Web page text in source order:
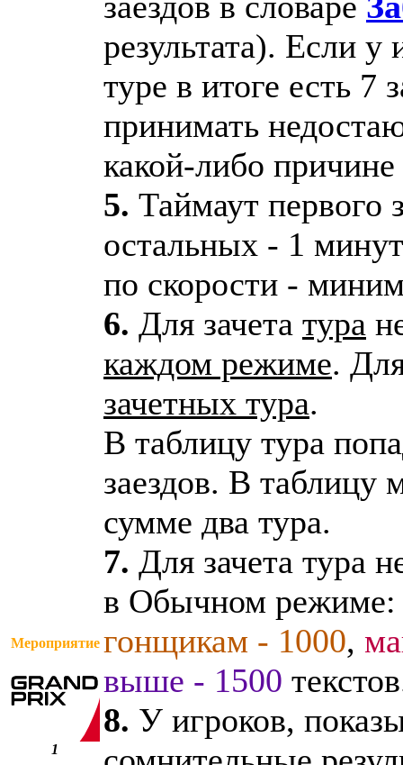
Мероприятие
1
результата). Если
туре в итоге есть 7
принимать
какой-либо
5. Таймаут первого
остальных - 1
по скорости -
6. Для зачета тура
каждом режиме.
зачетных тура.
В таблицу тура
заездов. В таблицу
сумме два тура.
7. Для зачета тура
в Обычном
гонщикам - 1000,
выше - 1500
8. У игроков,